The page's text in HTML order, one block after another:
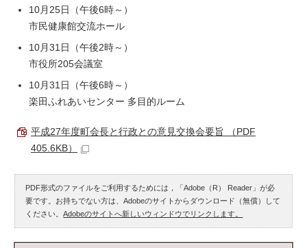
10月25日（午後6時～）
市民健康館交流ホール
10月31日（午後2時～）
市役所205会議室
10月31日（午後6時～）
楽田ふれあいセンター 多目的ルーム
平成27年度町会長と行政との意見交換会要旨 （PDF
405.6KB）
PDF形式のファイルをご利用するためには，「Adobe（R） Reader」が必
要です。お持ちでない方は、Adobeのサイトからダウンロード（無償）して
ください。Adobeのサイトへ新しいウィンドウでリンクします。